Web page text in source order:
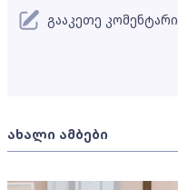
ახალი ამბები
გააკეთე კომენტარი